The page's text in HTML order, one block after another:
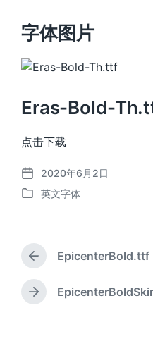
字体图片
Eras-Bold-
点击下载
发
布
2020年6月2日
发
英文字体
上
篇
文
章
EpicenterBold.ttf
下